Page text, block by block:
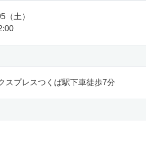
（土）
スプレスつくば駅下車徒歩7分